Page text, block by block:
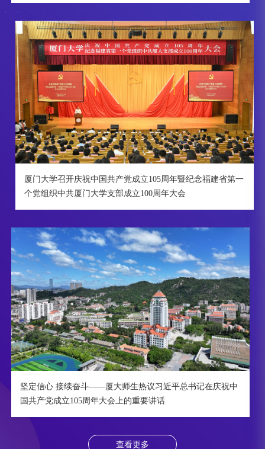
厦门大学召开庆祝中国共产党成立105周年暨纪念福建省第一
个党组织中共厦门大学支部成立100周年大会
坚定信心 接续奋斗——厦大师生热议习近平总书记在庆祝中
国共产党成立105周年大会上的重要讲话
查看更多